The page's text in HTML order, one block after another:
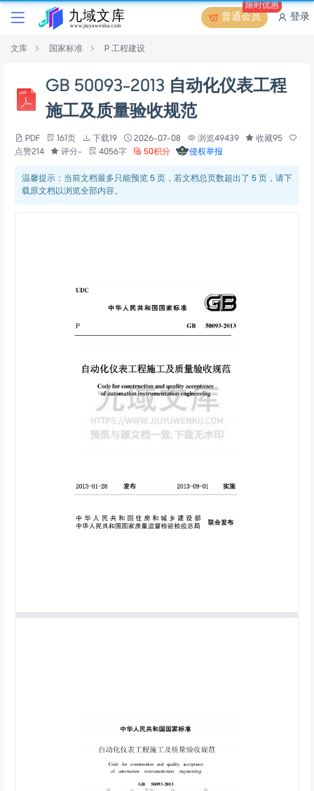
普通会员
限时优惠
登录
文库 国家标准 P 工程建设
GB 50093-2013 自动化仪表工程
施工及质量验收规范
PDF 161页 下载19 2026-07-08 浏览49439
收藏95
点赞214
评分- 4056字 50积分 侵权举报
温馨提示：当前文档最多只能预览 5 页，若文档总页数超出了 5 页，请下
载原文档以浏览全部内容。